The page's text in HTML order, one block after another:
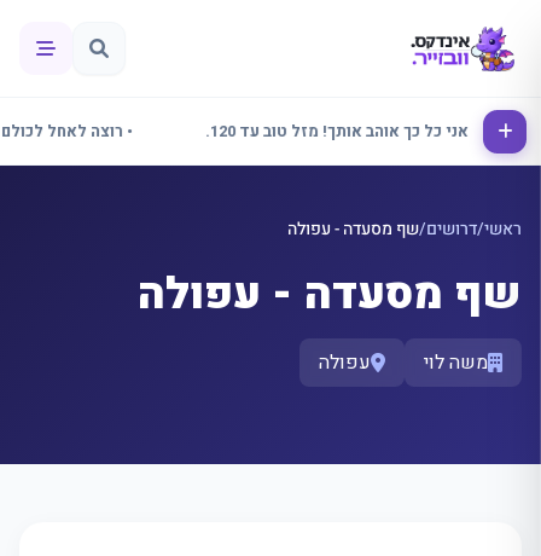
אני כל כך אוהב אותך! מזל טוב עד 120. • רוצה לאחל לכולם
ראשי/דרושים/שף מסעדה - עפולה
שף מסעדה - עפולה
משה לוי עפולה